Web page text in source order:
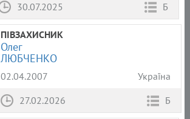
30.07.2025
Б
ПІВЗАХИСНИК
Олег
ЛЮБЧЕНКО
02.04.2007
Україна
27.02.2026
Б